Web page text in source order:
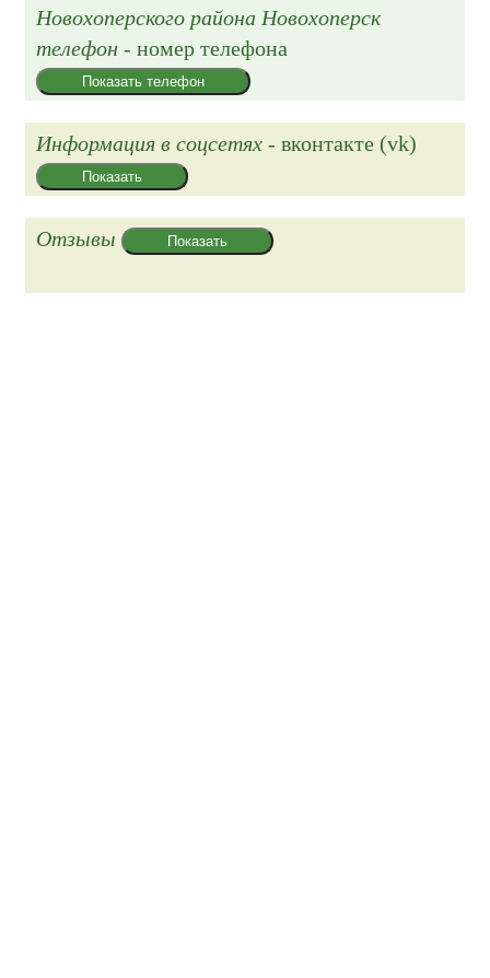
Новохоперского района Новохоперск
телефон - номер телефона
Показать телефон
Информация в соцсетях - вконтакте (vk)
Показать
Отзывы Показать